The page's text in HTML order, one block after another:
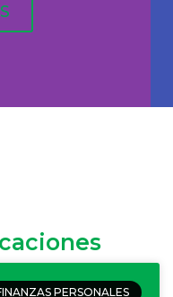
PERSONALES